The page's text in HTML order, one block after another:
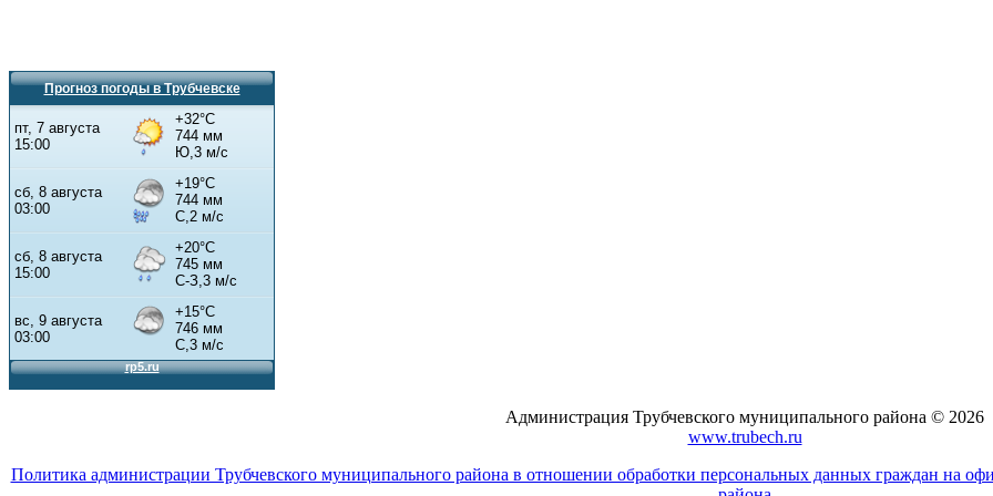
Прогноз погоды в Трубчевске
Администрация Трубчевского муниципального района © 2026
www.trubech.ru
Политика администрации Трубчевского муниципального района в отношении обработки персональных данных граждан на